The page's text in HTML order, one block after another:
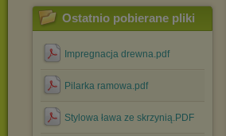
Ostatnio pobierane pliki
Impregnacja drewna.pdf
Pilarka ramowa.pdf
Stylowa ława ze skrzynią.PDF